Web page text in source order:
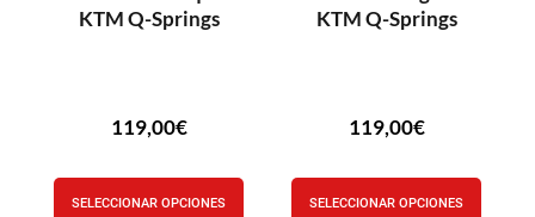
KTM Q-Springs
119,00€
SELECCIONAR OPCIONES
KTM Q-Springs
119,00€
SELECCIONAR OPCIONES